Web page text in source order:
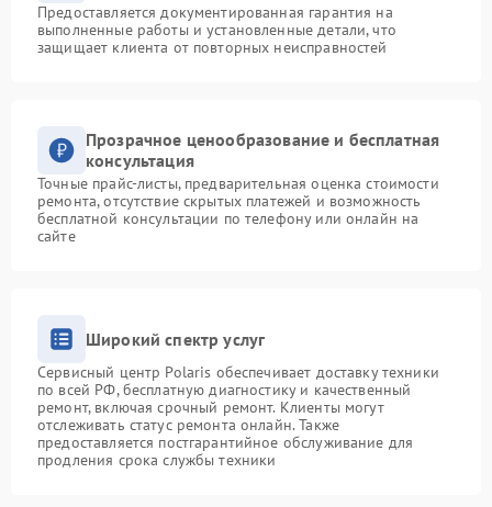
Предоставляется документированная гарантия на
выполненные работы и установленные детали, что
защищает клиента от повторных неисправностей
Прозрачное ценообразование и бесплатная
консультация
Точные прайс-листы, предварительная оценка стоимости
ремонта, отсутствие скрытых платежей и возможность
бесплатной консультации по телефону или онлайн на
сайте
Широкий спектр услуг
Сервисный центр Polaris обеспечивает доставку техники
по всей РФ, бесплатную диагностику и качественный
ремонт, включая срочный ремонт. Клиенты могут
отслеживать статус ремонта онлайн. Также
предоставляется постгарантийное обслуживание для
продления срока службы техники